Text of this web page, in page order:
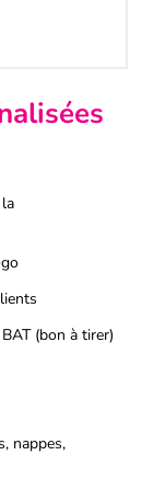
(bon à tirer)
nappes,